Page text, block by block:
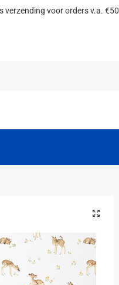
verzending voor orders v.a. €50